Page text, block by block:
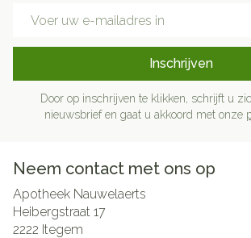
Inschrijven
Door op inschrijven te klikken, schrijft u
nieuwsbrief en gaat u akkoord met onze
Neem contact met ons op
Apotheek Nauwelaerts
Heibergstraat 17
2222 Itegem